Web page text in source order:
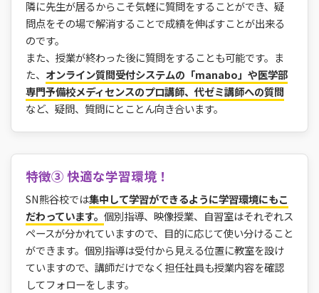
隣に先生が居るからこそ気軽に質問をすることができ、疑
問点をその場で解消することで成績を伸ばすことが出来る
のです。
また、授業が終わった後に質問をすることも可能です。ま
た、 オンライン質問受付システムの「manabo」や医学部
専門予備校メディセンスのプロ講師、代ゼミ講師への質問
など、疑問、質問にとことん向き合います。
特徴③ 快適な学習環境！
SN熊谷校では集中して学習ができるように学習環境にもこ
だわっています。 個別指導、映像授業、自習室はそれぞれス
ペースが分かれていますので、目的に応じて使い分けること
ができます。個別指導は受付から見える位置に教室を設け
ていますので、講師だけでなく担任社員も授業内容を確認
してフォローをします。